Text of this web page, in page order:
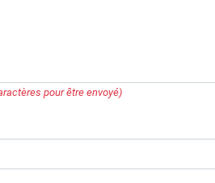
pour être envoyé)